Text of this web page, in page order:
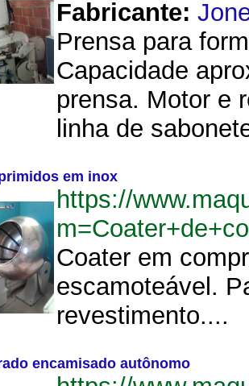
Fabricante:
Prensa para
Capacidade
prensa. Motor e
linha de
em inox
https://
Coater em
escamoteável.
revestimento....
encamisado autônomo